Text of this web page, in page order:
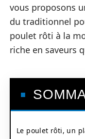
vous proposons
du traditionnel
poulet rôti à la
riche en saveurs
Le poulet rôti, un